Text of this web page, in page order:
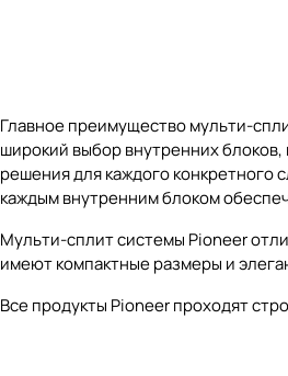
Главное преимущество мульти-
широкий выбор внутренних
решения для каждого конкретного
каждым внутренним блоком
Мульти-сплит системы Pioneer
имеют компактные размеры и
Все продукты Pioneer проходят